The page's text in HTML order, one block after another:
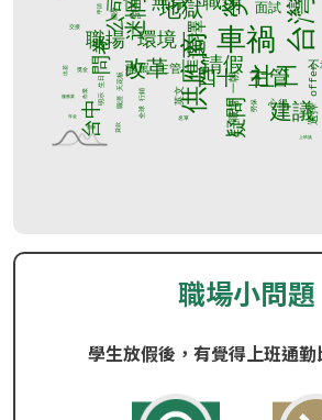
職場小問題
學生放假後，有覺得上班通勤